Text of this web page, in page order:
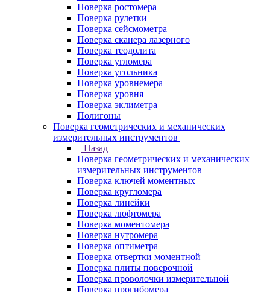
Поверка ростомера
Поверка рулетки
Поверка сейсмометра
Поверка сканера лазерного
Поверка теодолита
Поверка угломера
Поверка угольника
Поверка уровнемера
Поверка уровня
Поверка эклиметра
Полигоны
Поверка геометрических и механических
измерительных инструментов
Назад
Поверка геометрических и механических
измерительных инструментов
Поверка ключей моментных
Поверка кругломера
Поверка линейки
Поверка люфтомера
Поверка моментомера
Поверка нутромера
Поверка оптиметра
Поверка отвертки моментной
Поверка плиты поверочной
Поверка проволочки измерительной
Поверка прогибомера